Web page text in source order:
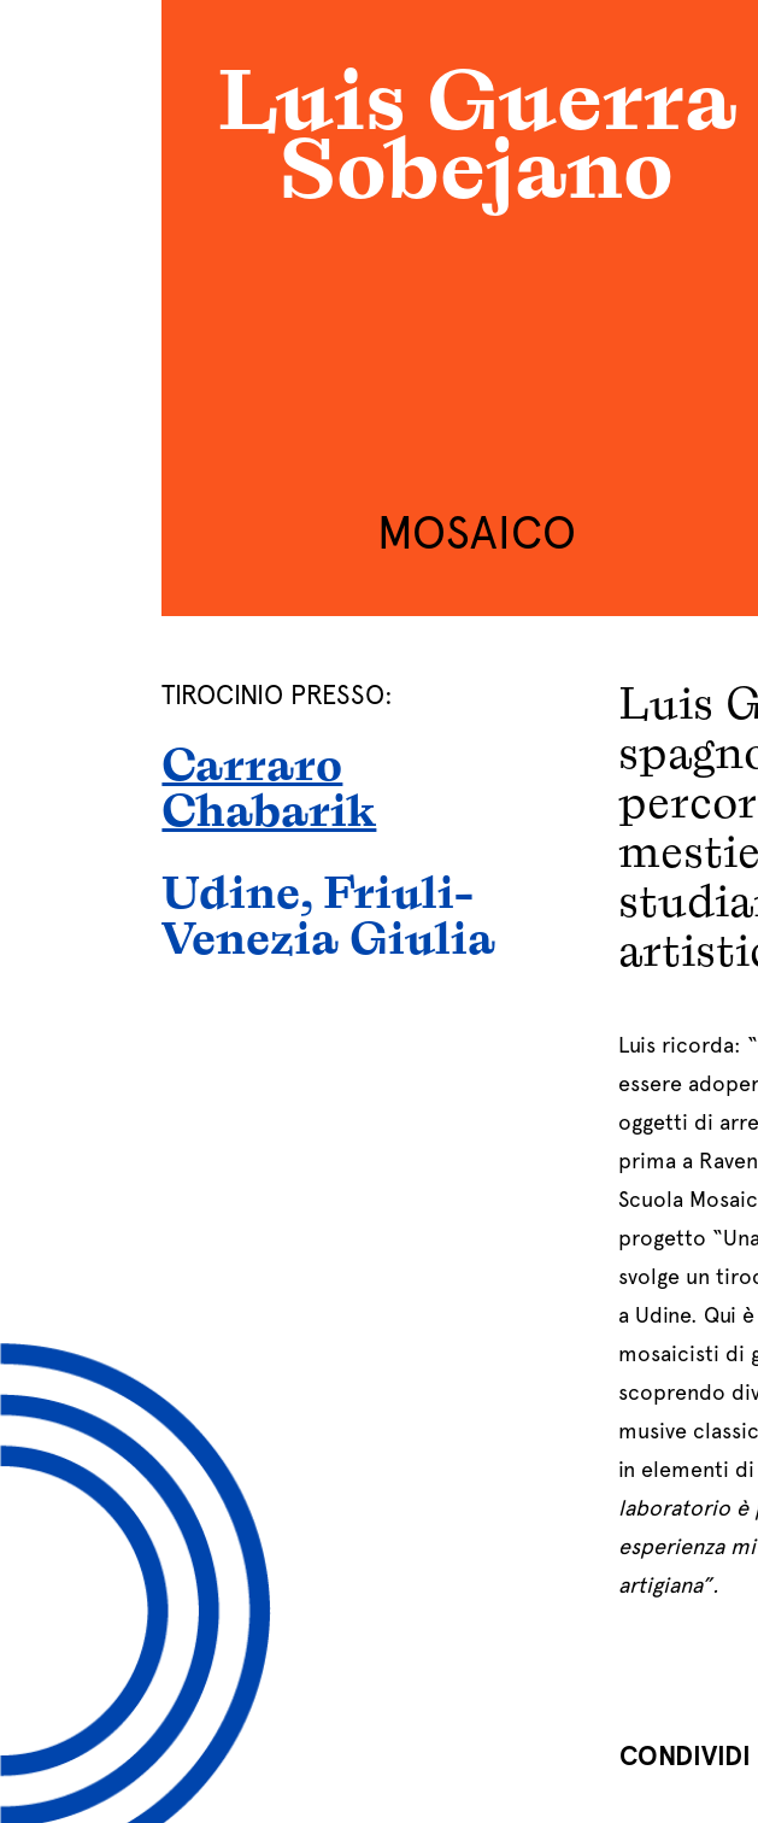
Luis Guerra
Sobejano
MOSAICO
TIROCINIO PRESSO:
Carraro
Chabarik
Udine, Friuli-
Venezia Giulia
Luis
Luis ricorda:
essere
oggetti di
prima a
Scuola
progetto
svolge un
a Udine. Qui
mosaicisti di
scoprendo
musive
in elementi
laboratorio è
esperienza
artigiana”.
CONDIVIDI